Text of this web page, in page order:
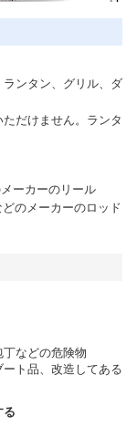
ンタン、グリル、ダ
だけません。ランタ
ーカーのリール
のメーカーのロッド
丁などの危険物
ト品、改造してある
る